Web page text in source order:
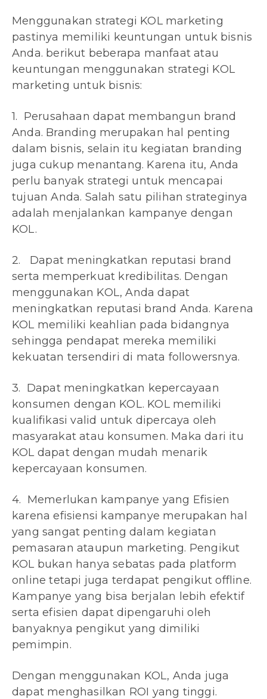
Menggunakan strategi KOL marketing
pastinya memiliki keuntungan untuk bisnis
Anda. berikut beberapa manfaat atau
keuntungan menggunakan strategi KOL
marketing untuk bisnis:
1. Perusahaan dapat membangun brand
Anda. Branding merupakan hal penting
dalam bisnis, selain itu kegiatan branding
juga cukup menantang. Karena itu, Anda
perlu banyak strategi untuk mencapai
tujuan Anda. Salah satu pilihan strateginya
adalah menjalankan kampanye dengan
KOL.
2. Dapat meningkatkan reputasi brand
serta memperkuat kredibilitas. Dengan
menggunakan KOL, Anda dapat
meningkatkan reputasi brand Anda. Karena
KOL memiliki keahlian pada bidangnya
sehingga pendapat mereka memiliki
kekuatan tersendiri di mata followersnya.
3. Dapat meningkatkan kepercayaan
konsumen dengan KOL. KOL memiliki
kualifikasi valid untuk dipercaya oleh
masyarakat atau konsumen. Maka dari itu
KOL dapat dengan mudah menarik
kepercayaan konsumen.
4. Memerlukan kampanye yang Efisien
karena efisiensi kampanye merupakan hal
yang sangat penting dalam kegiatan
pemasaran ataupun marketing. Pengikut
KOL bukan hanya sebatas pada platform
online tetapi juga terdapat pengikut offline.
Kampanye yang bisa berjalan lebih efektif
serta efisien dapat dipengaruhi oleh
banyaknya pengikut yang dimiliki
pemimpin.
Dengan menggunakan KOL, Anda juga
dapat menghasilkan ROI yang tinggi.